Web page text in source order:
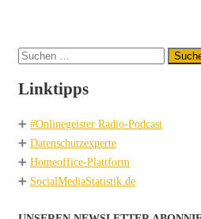
Suchen
Linktipps
➕ #Onlinegeister Radio-Podcast
➕ Datenschutzexperte
➕ Homeoffice-Plattform
➕ SocialMediaStatistik.de